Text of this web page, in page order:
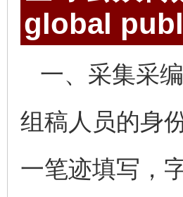
global
一、采集采
组稿人员的身
一笔迹填写，